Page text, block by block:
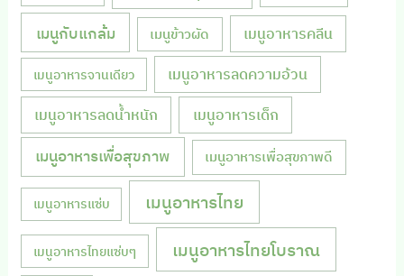
เมนูกับแกล้ม เมนูข้าวผัด เมนูอาหารคลีน
เมนูอาหารจานเดียว เมนูอาหารลดความอ้วน
เมนูอาหารลดน้ำหนัก เมนูอาหารเด็ก
เมนูอาหารเพื่อสุขภาพ เมนูอาหารเพื่อสุขภาพดี
เมนูอาหารแซ่บ เมนูอาหารไทย
เมนูอาหารไทยแซ่บๆ เมนูอาหารไทยโบราณ